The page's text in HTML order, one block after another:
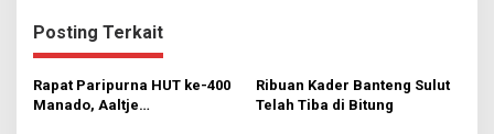
g
a
s
Posting Terkait
Rapat Paripurna HUT ke-400
Manado, Aaltje
Ribuan Kader Banteng Sulut
Telah Tiba di Bitung